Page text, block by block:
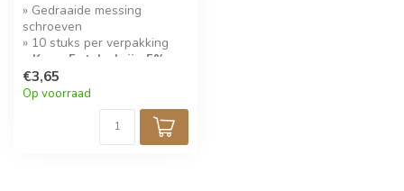
» Gedraaide messing
schroeven
» 10 stuks per verpakking
» Koop 5 stuks krijg 5%
korting!
€3,65
Op voorraad